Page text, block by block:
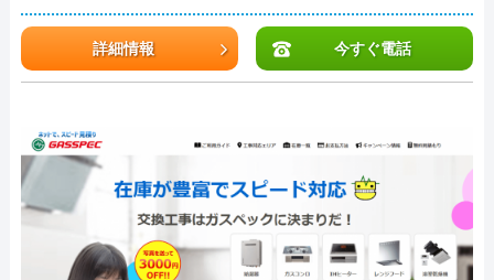
詳細情報 今すぐ電話